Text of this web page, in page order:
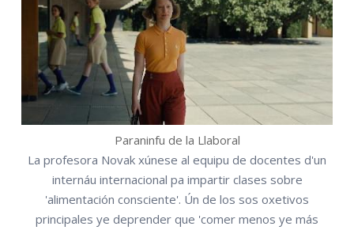
Paraninfu de la Llaboral
La profesora Novak xúnese al equipu de docentes d'un
internáu internacional pa impartir clases sobre
'alimentación consciente'. Ún de los sos oxetivos
principales ye deprender que 'comer menos ye más